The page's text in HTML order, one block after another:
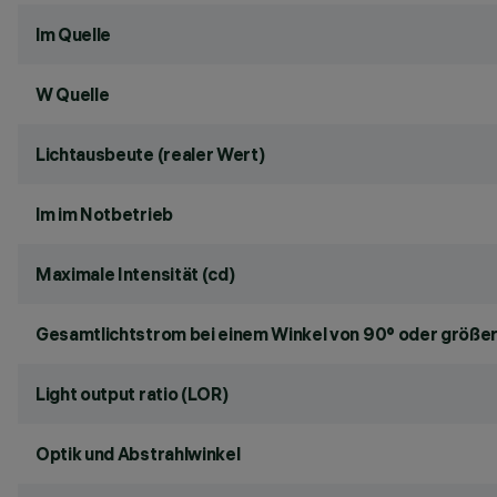
lm Quelle
W Quelle
Lichtausbeute (realer Wert)
lm im Notbetrieb
Maximale Intensität (cd)
Gesamtlichtstrom bei einem Winkel von 90° oder
Light output ratio (LOR)
Optik und Abstrahlwinkel